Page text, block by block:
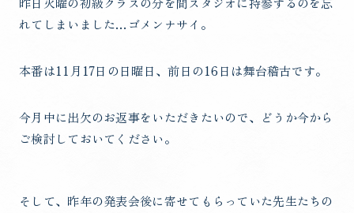
れてしまいました…ゴメンナサイ。
本番は11月17日の日曜日、前日の16日は舞台稽古です。
今月中に出欠のお返事をいただきたいので、どうか今から
ご検討しておいてください。
そして、昨年の発表会後に寄せてもらっていた先生たちの